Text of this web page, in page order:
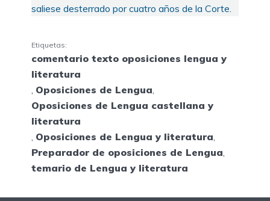
saliese desterrado por cuatro años de la Corte.
Etiquetas:
comentario texto oposiciones lengua y
literatura
, Oposiciones de Lengua,
Oposiciones de Lengua castellana y
literatura
, Oposiciones de Lengua y literatura,
Preparador de oposiciones de Lengua,
temario de Lengua y literatura